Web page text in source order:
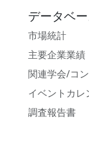
データベー
市場統計
主要企業業績
関連学会/コ
イベントカレ
調査報告書